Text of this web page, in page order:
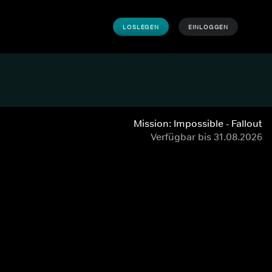
LOSLEGEN EINLOGGEN
Mission: Impossible - Fallout
Verfügbar bis 31.08.2026